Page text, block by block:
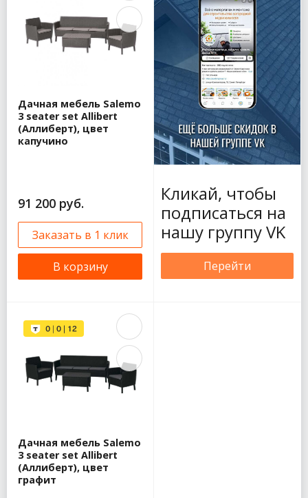
Дачная мебель Salemo
3 seater set Allibert
(Аллиберт), цвет
капучино
91 200 руб.
Заказать в 1 клик
В корзину
Кликай, чтобы
подписаться на
нашу группу VK
Перейти
Дачная мебель Salemo
3 seater set Allibert
(Аллиберт), цвет
графит